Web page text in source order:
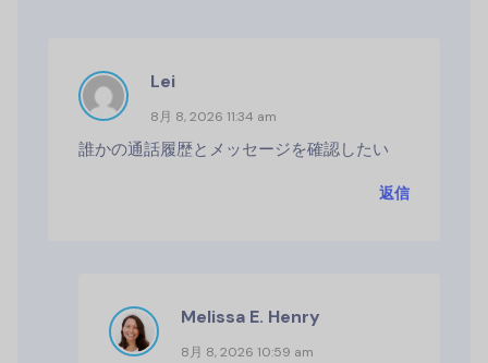
Lei
8月 8, 2026 11:34 am
誰かの通話履歴とメッセージを確認したい
返信
Melissa E. Henry
8月 8, 2026 10:59 am